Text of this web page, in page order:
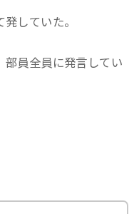
していた。
部員全員に発言してい